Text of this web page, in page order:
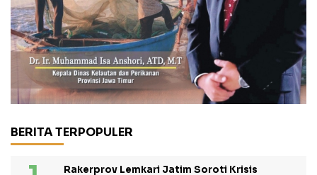
BERITA TERPOPULER
Rakerprov Lemkari Jatim Soroti Krisis